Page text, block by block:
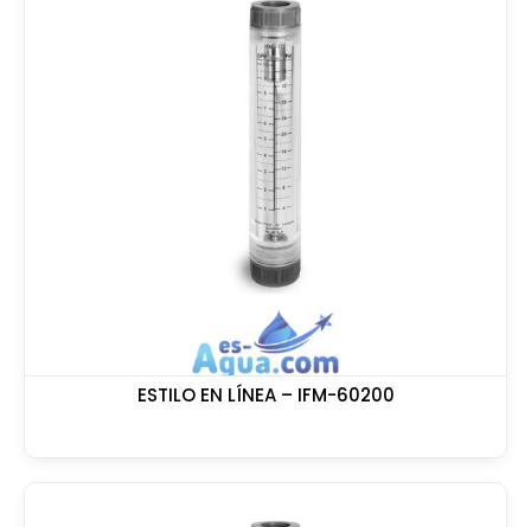
ESTILO EN LÍNEA – IFM-60200